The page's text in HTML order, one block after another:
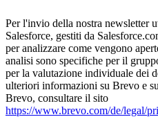
Per l'invio della nostra newsletter
Salesforce, gestiti da
per analizzare come vengono
analisi sono specifiche per il
per la valutazione individuale dei
ulteriori informazioni su Brevo e
Brevo, consultare il sito
https://www.brevo.com/de/legal/